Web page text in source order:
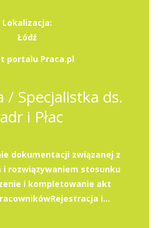
Lokalizacja:
Łódź
portalu Praca.pl
/ Specjalistka ds.
i Płac
dokumentacji związanej z
i rozwiązywaniem stosunku
i kompletowanie akt
i...